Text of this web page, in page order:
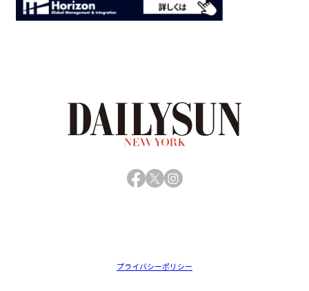
Facebook
X Instagram
プライバシーポリシー